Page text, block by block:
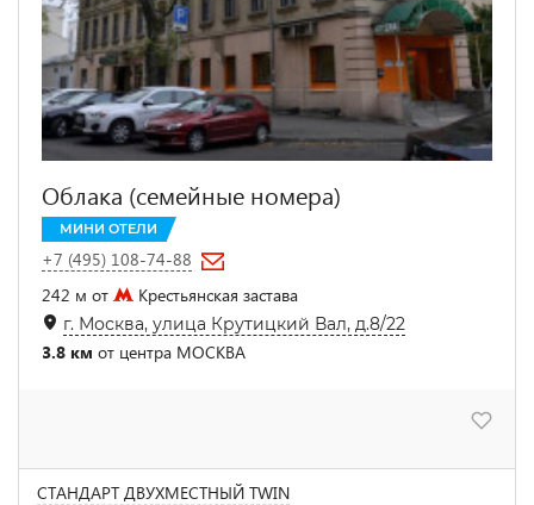
Облака (семейные номера)
МИНИ ОТЕЛИ
+7 (495) 108-74-88
242 м от
Крестьянская застава
г. Москва, улица Крутицкий Вал, д.8/22
3.8 км от центра МОСКВА
СТАНДАРТ ДВУХМЕСТНЫЙ TWIN